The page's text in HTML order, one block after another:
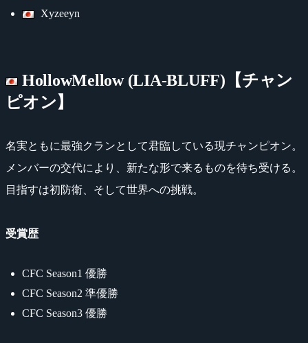
Xyzeeyn
HollowMellow (LIA-BLUFF)【チャン
ピオン】
名実ともに最強クランとして君臨している現チャンピオン。
メンバーの交代により、新たな形で来るものを待ち受ける。
目指すは初防衛、そして世界への挑戦。
受賞歴
CFC Season1 優勝
CFC Season2 準優勝
CFC Season3 優勝